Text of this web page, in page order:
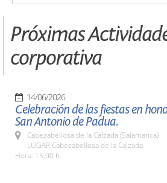
Próximas
corporativa
14/06/2026
Celebración de las fiestas en
San Antonio de Padua.
Cabezabellosa de la Calzada (Salamanca)
LUGAR Cabezabellosa de la Calzada
Hora: 15,00 h.